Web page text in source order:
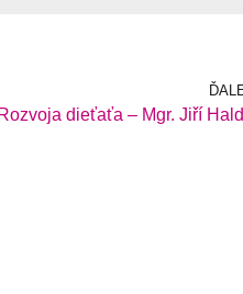
dieťaťa – Mgr. Jiří